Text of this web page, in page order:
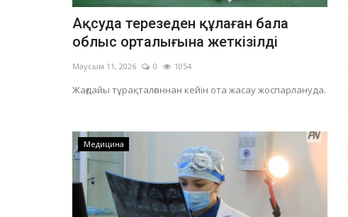
Ақсуда терезеден құлаған бала
облыс орталығына жеткізілді
Маусым 11, 2026 0 1054
Жағдайы тұрақталғаннан кейін ота жасау жоспарлануда.
МедицинаПавлодарда жауынгерді ажалдан
арашалап қалған құран-тұмар...
Мамыр 5, 2026 0 3289
Көрмеде өлім шебінен өткен сарбаздың естелігі